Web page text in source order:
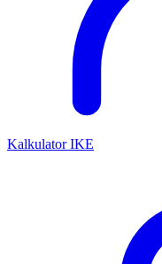
Kalkulator IKE